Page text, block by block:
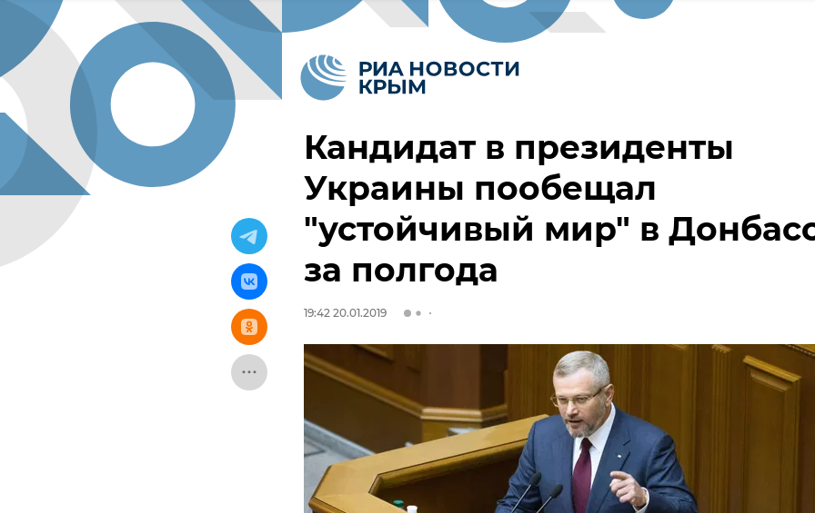
Кандидат в президенты
Украины пообещал
"устойчивый мир" в
за полгода
19:42 20.01.2019